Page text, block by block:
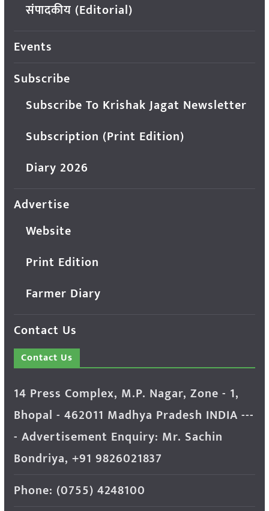
संपादकीय (Editorial)
Events
Subscribe
Subscribe To Krishak Jagat Newsletter
Subscription (Print Edition)
Diary 2026
Advertise
Website
Print Edition
Farmer Diary
Contact Us
Contact Us
14 Press Complex, M.P. Nagar, Zone - 1,
Bhopal - 462011 Madhya Pradesh INDIA ---
- Advertisement Enquiry: Mr. Sachin
Bondriya, +91 9826021837
Phone: (0755) 4248100